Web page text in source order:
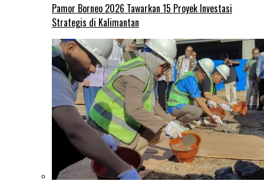
Pamor Borneo 2026 Tawarkan 15 Proyek Investasi
Strategis di Kalimantan